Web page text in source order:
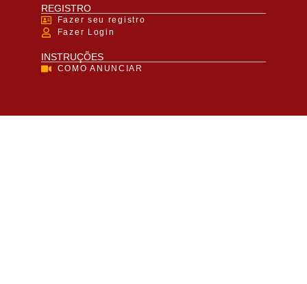
REGISTRO
Fazer seu registro
Fazer Login
INSTRUÇÕES
COMO ANUNCIAR